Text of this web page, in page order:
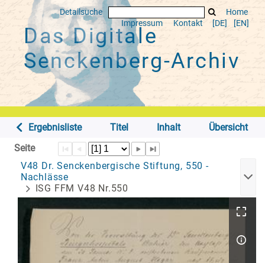
Detailsuche
Home
Impressum
Kontakt [DE] [EN]
Das Digitale
Senckenberg-Archiv
Ergebnisliste Titel Inhalt
Übersicht
Seite
V48 Dr. Senckenbergische Stiftung, 550 -
Nachlässe
ISG FFM V48 Nr.550